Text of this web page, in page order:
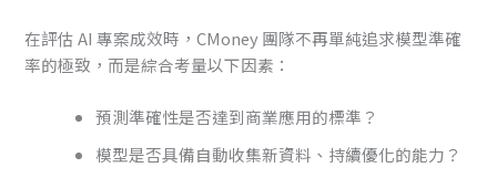
在評估 AI 專案成效時，CMoney 團隊不再單純追求模型準確
率的極致，而是綜合考量以下因素：
預測準確性是否達到商業應用的標準？
模型是否具備自動收集新資料、持續優化的能力？